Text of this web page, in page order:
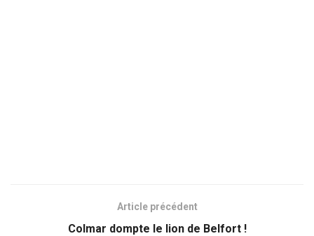
Article précédent
Colmar dompte le lion de Belfort !